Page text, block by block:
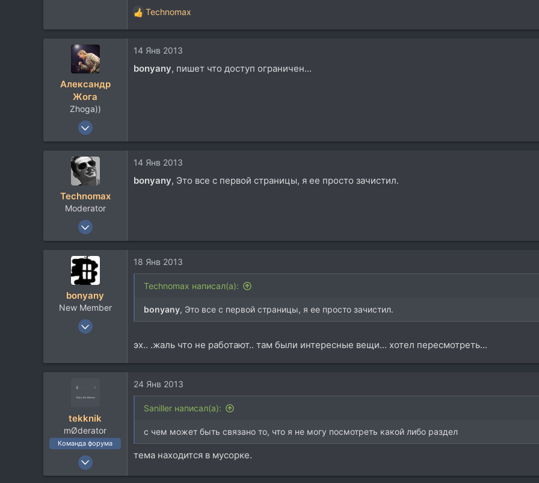
Р
е
к
и
Technomax
Александр
Жога
Zhoga))
21 Фев 2008
МО Дмитров
14 Янв 2013
bonyany, пишет что доступ ограничен...
Technomax
Moderator
26 Дек 2002
Питер
14 Янв 2013
bonyany, Это все с первой страницы, я ее просто зачистил.
bonyany
New Member
29 Ноя 2011
18 Янв 2013
Technomax написал(а):
bonyany, Это все с первой страницы, я ее просто зачистил.
эх.. .жаль что не работают.. там были интересные вещи... хотел пересмотреть...
tekknik
mØderator
Команда форума
8 Июн 2006
1.197
24 Янв 2013
Saniller написал(а):
с чем может быть связано то, что я не могу посмотреть какой либо раздел
тема находится в мусорке.